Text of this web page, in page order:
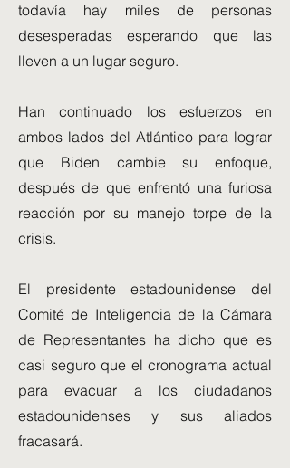
todavía hay miles de personas
desesperadas esperando que las
lleven a un lugar seguro.
Han continuado los esfuerzos en
ambos lados del Atlántico para lograr
que Biden cambie su enfoque,
después de que enfrentó una furiosa
reacción por su manejo torpe de la
crisis.
El presidente estadounidense del
Comité de Inteligencia de la Cámara
de Representantes ha dicho que es
casi seguro que el cronograma actual
para evacuar a los ciudadanos
estadounidenses y sus aliados
fracasará.